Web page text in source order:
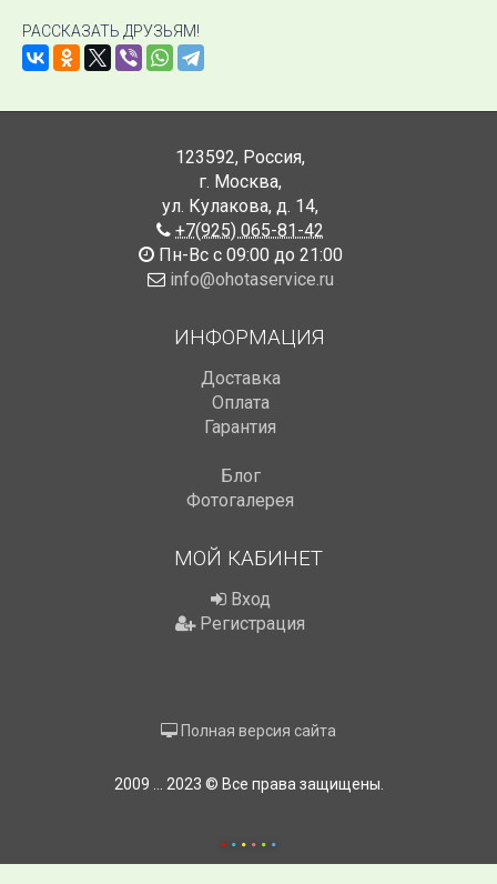
РАССКАЗАТЬ ДРУЗЬЯМ!
123592, Россия,
г. Москва,
ул. Кулакова, д. 14,
+7(925) 065-81-42
Пн-Вс с 09:00 до 21:00
info@ohotaservice.ru
ИНФОРМАЦИЯ
Доставка
Оплата
Гарантия
Блог
Фотогалерея
МОЙ КАБИНЕТ
Вход
Регистрация
Полная версия сайта
2009 ... 2023 © Все права защищены.